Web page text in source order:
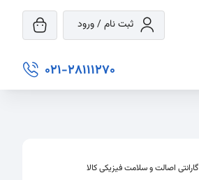
ثبت نام / ورود
021-28111270
گارانتی اصالت و سلامت فیزیکی کالا